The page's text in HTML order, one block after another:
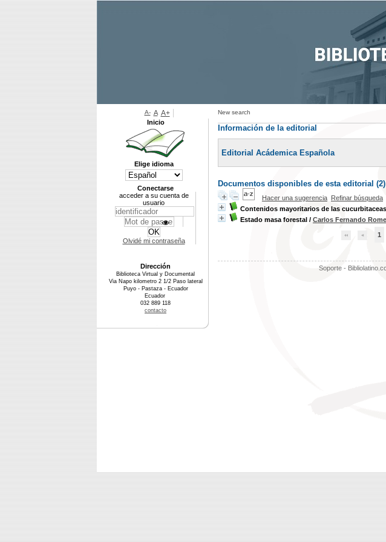
New search
Información de la editorial
Editorial Acádemica Española
Documentos disponibles de esta editorial (2)
Hacer una sugerencia Refinar búsqueda
Contenidos mayoritarios de las
Estado masa forestal / Carlos Fernando
1
Soporte -
A- A A+
Inicio
Elige idioma
Conectarse
acceder a su cuenta de
usuario
Olvidé mi contraseña
Dirección
Biblioteca Virtual y Documental
Via Napo kilometro 2 1/2 Paso lateral
Puyo - Pastaza - Ecuador
Ecuador
032 889 118
contacto